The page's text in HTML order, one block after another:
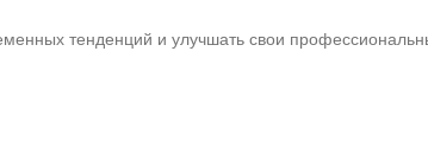
тенденций и улучшать свои